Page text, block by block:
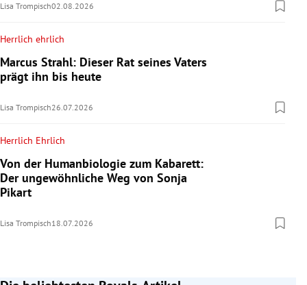
Lisa Trompisch02.08.2026
Herrlich ehrlich
Marcus Strahl: Dieser Rat seines Vaters
prägt ihn bis heute
Lisa Trompisch26.07.2026
Herrlich Ehrlich
Von der Humanbiologie zum Kabarett:
Der ungewöhnliche Weg von Sonja
Pikart
Lisa Trompisch18.07.2026